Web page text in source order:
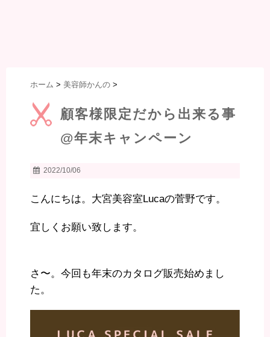
ホーム > 美容師かんの >
顧客様限定だから出来る事
@年末キャンペーン
2022/10/06
こんにちは。大宮美容室Lucaの菅野です。
宜しくお願い致します。
さ〜。今回も年末のカタログ販売始めまし
た。